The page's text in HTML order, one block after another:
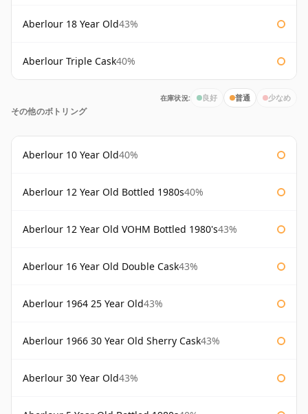
Aberlour 18 Year Old43%
Aberlour Triple Cask40%
在庫状況: 良好 普通 少なめ
その他のボトリング
Aberlour 10 Year Old40%
Aberlour 12 Year Old Bottled 1980s40%
Aberlour 12 Year Old VOHM Bottled 1980's43%
Aberlour 16 Year Old Double Cask43%
Aberlour 1964 25 Year Old43%
Aberlour 1966 30 Year Old Sherry Cask43%
Aberlour 30 Year Old43%